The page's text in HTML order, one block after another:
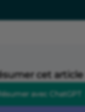
cet article :
avec ChatGPT